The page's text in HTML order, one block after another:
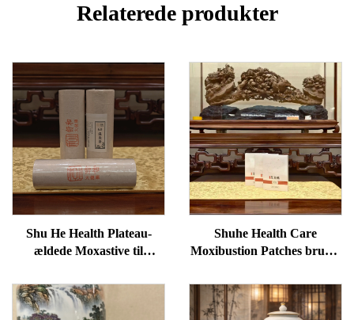
Relaterede produkter
Shu He Health Plateau-
ældede Moxastive til
fugtighed og opvarmning af
meridianer
Shuhe Health Care
Moxibustion Patches bruges
øjnene, genoprette vitalitet
og fjerne blokader i